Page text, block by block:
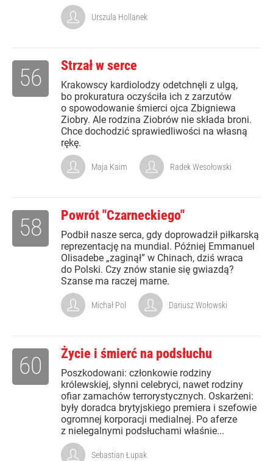
Urszula Hollanek
Strzał w serce
Krakowscy kardiolodzy odetchnęli z ulgą,
bo prokuratura oczyściła ich z zarzutów
o spowodowanie śmierci ojca Zbigniewa
Ziobry. Ale rodzina Ziobrów nie składa broni.
Chce dochodzić sprawiedliwości na własną
rękę.
56
Maja Kaim Radek Wesołowski
Powrót "Czarneckiego"
Podbił nasze serca, gdy doprowadził piłkarską
reprezentację na mundial. Później Emmanuel
Olisadebe „zaginął” w Chinach, dziś wraca
do Polski. Czy znów stanie się gwiazdą?
Szanse ma raczej marne.
58
Michał Pol Dariusz Wołowski
Życie i śmierć na podsłuchu
Poszkodowani: członkowie rodziny
królewskiej, słynni celebryci, nawet rodziny
ofiar zamachów terrorystycznych. Oskarżeni:
były doradca brytyjskiego premiera i szefowie
ogromnej korporacji medialnej. Po aferze
z nielegalnymi podsłuchami właśnie...
60
Sebastian Łupak